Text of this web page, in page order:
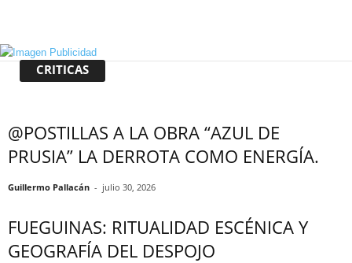
CRITICAS
@POSTILLAS A LA OBRA “AZUL DE
PRUSIA” LA DERROTA COMO ENERGÍA.
Guillermo Pallacán - julio 30, 2026
FUEGUINAS: RITUALIDAD ESCÉNICA Y
GEOGRAFÍA DEL DESPOJO